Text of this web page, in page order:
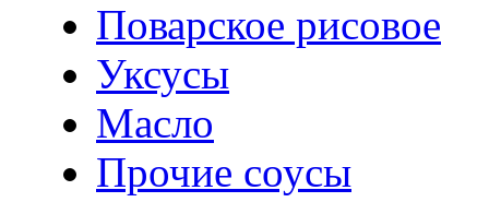
Поварское рисовое
Уксусы
Масло
Прочие соусы